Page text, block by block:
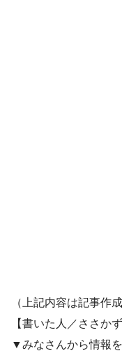
（上記内容は記事作
【書いた人／ささか
▼みなさんから情報